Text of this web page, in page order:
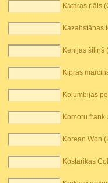
Kataras riāls
Kazahstānas
Kenijas šiliņš
Kipras
Kolumbijas
Komoru
Korean Won
Kostarikas